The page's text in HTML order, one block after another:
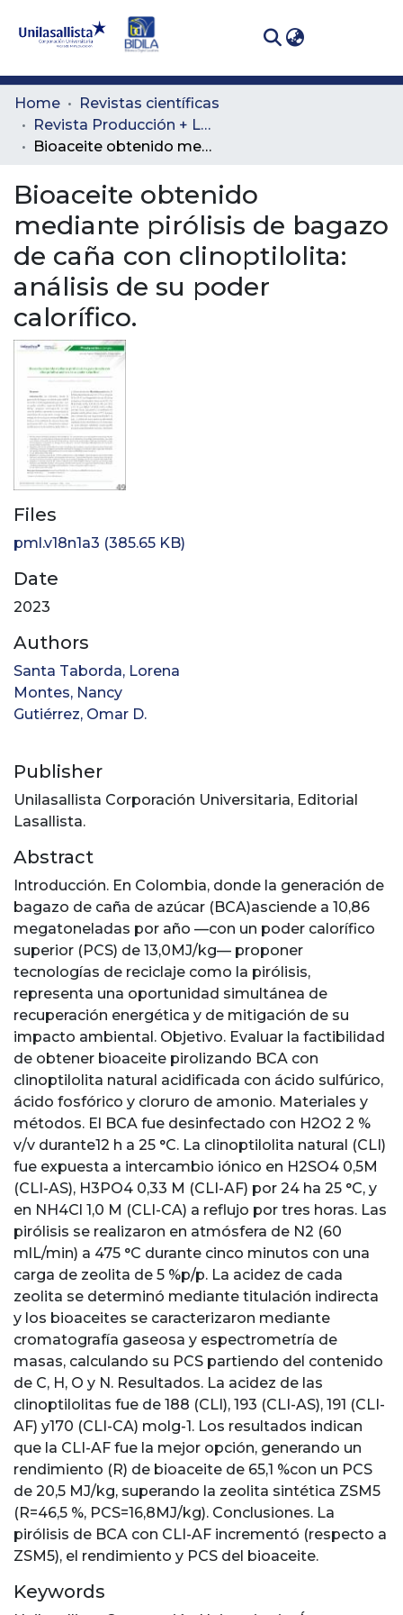
Communities
& Collections
Statistics
Home
Revistas científicas
Revista Producción + Limpia
Bioaceite obtenido mediante pirólisis de bagazo de caña con clinoptilolita: análisis de su poder calorífico.
Bioaceite obtenido
mediante pirólisis de bagazo
de caña con clinoptilolita:
análisis de su poder
calorífico.
Files
pml.v18n1a3 (385.65 KB)
Date
2023
Authors
Santa Taborda, Lorena
Montes, Nancy
Gutiérrez, Omar D.
Publisher
Unilasallista Corporación Universitaria, Editorial
Lasallista.
Abstract
Introducción. En Colombia, donde la generación de
bagazo de caña de azúcar (BCA)asciende a 10,86
megatoneladas por año —con un poder calorífico
superior (PCS) de 13,0MJ/kg— proponer
tecnologías de reciclaje como la pirólisis,
representa una oportunidad simultánea de
recuperación energética y de mitigación de su
impacto ambiental. Objetivo. Evaluar la factibilidad
de obtener bioaceite pirolizando BCA con
clinoptilolita natural acidificada con ácido sulfúrico,
ácido fosfórico y cloruro de amonio. Materiales y
métodos. El BCA fue desinfectado con H2O2 2 %
v/v durante12 h a 25 °C. La clinoptilolita natural (CLI)
fue expuesta a intercambio iónico en H2SO4 0,5M
(CLI-AS), H3PO4 0,33 M (CLI-AF) por 24 ha 25 °C, y
en NH4Cl 1,0 M (CLI-CA) a reflujo por tres horas. Las
pirólisis se realizaron en atmósfera de N2 (60
mlL/min) a 475 °C durante cinco minutos con una
carga de zeolita de 5 %p/p. La acidez de cada
zeolita se determinó mediante titulación indirecta
y los bioaceites se caracterizaron mediante
cromatografía gaseosa y espectrometría de
masas, calculando su PCS partiendo del contenido
de C, H, O y N. Resultados. La acidez de las
clinoptilolitas fue de 188 (CLI), 193 (CLI-AS), 191 (CLI-
AF) y170 (CLI-CA) molg-1. Los resultados indican
que la CLI-AF fue la mejor opción, generando un
rendimiento (R) de bioaceite de 65,1 %con un PCS
de 20,5 MJ/kg, superando la zeolita sintética ZSM5
(R=46,5 %, PCS=16,8MJ/kg). Conclusiones. La
pirólisis de BCA con CLI-AF incrementó (respecto a
ZSM5), el rendimiento y PCS del bioaceite.
Keywords